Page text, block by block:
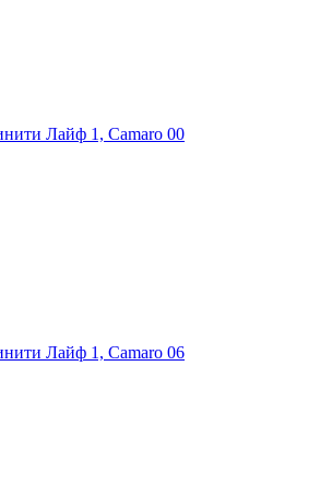
Лайф 1, Camaro 00
Лайф 1, Camaro 06